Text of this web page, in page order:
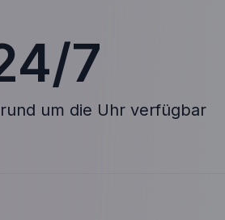
7
um die Uhr verfügbar